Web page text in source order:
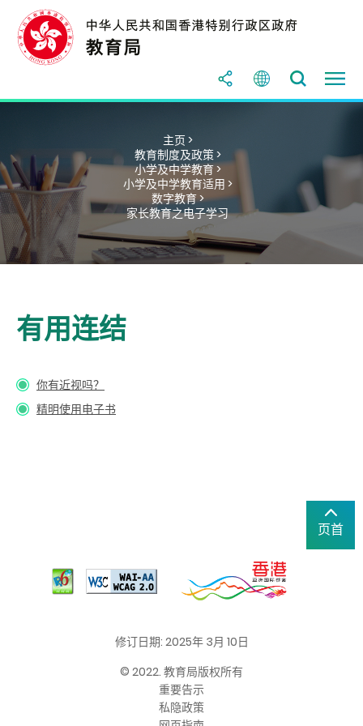
主页 >
教育制度及政策 >
小学及中学教育 >
小学及中学教育适用 >
数字教育 >
家长教育之电子学习
有用连结
你有近视吗？
精明使用电子书
页首
修订日期: 2025年 3月 10日
© 2022. 教育局版权所有
重要告示
私隐政策